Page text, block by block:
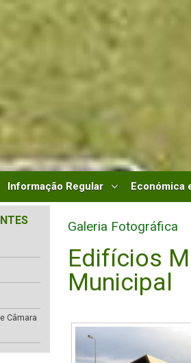
Informação Regular Económica
Câmara
Galeria Fotográfica
Edifícios
Municipal